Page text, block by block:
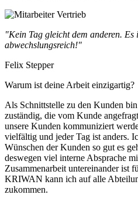
"Kein Tag gleicht dem anderen. Es
abwechslungsreich!"
Felix Stepper
Warum ist deine Arbeit einzigartig?
Als Schnittstelle zu den Kunden
zuständig, die vom Kunde
unsere Kunden kommuniziert
vielfältig und jeder Tag ist anders.
Wünschen der Kunden so gut es
deswegen viel interne Absprache
Zusammenarbeit untereinander ist
KRIWAN kann ich auf alle
zukommen.